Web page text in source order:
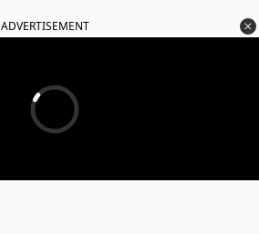
ADVERTISEMENT